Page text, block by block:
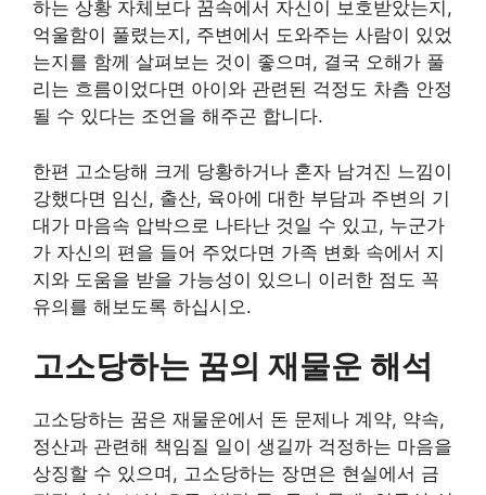
하는 상황 자체보다 꿈속에서 자신이 보호받았는지,
억울함이 풀렸는지, 주변에서 도와주는 사람이 있었
는지를 함께 살펴보는 것이 좋으며, 결국 오해가 풀
리는 흐름이었다면 아이와 관련된 걱정도 차츰 안정
될 수 있다는 조언을 해주곤 합니다.
한편 고소당해 크게 당황하거나 혼자 남겨진 느낌이
강했다면 임신, 출산, 육아에 대한 부담과 주변의 기
대가 마음속 압박으로 나타난 것일 수 있고, 누군가
가 자신의 편을 들어 주었다면 가족 변화 속에서 지
지와 도움을 받을 가능성이 있으니 이러한 점도 꼭
유의를 해보도록 하십시오.
고소당하는 꿈의 재물운 해석
고소당하는 꿈은 재물운에서 돈 문제나 계약, 약속,
정산과 관련해 책임질 일이 생길까 걱정하는 마음을
상징할 수 있으며, 고소당하는 장면은 현실에서 금